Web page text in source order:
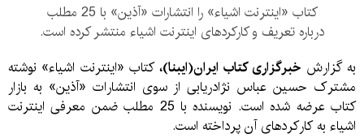
کتاب «اینترنت اشیاء» را انتشارات «آذین» با 25 مطلب
درباره تعریف و کارکرد‌های اینترنت اشیاء منتشر کرده است.
به گزارش خبرگزاری کتاب ایران‌(ایبنا)،کتاب «اینترنت اشیاء» نوشته
مشترک حسین عباس‌ نژاد‌ریابی از سوی انتشارات «آذین» به بازار
کتاب عرضه شده است. نویسنده با 25 مطلب ضمن معرفی اینترنت
اشیاء به کارکرد‌های آن پرداخته است.